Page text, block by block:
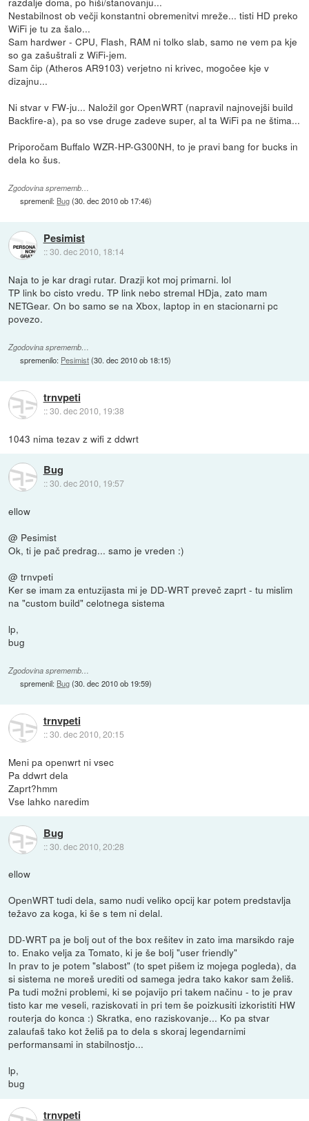
Nestabilnost ob večji konstantni obremenitvi mreže... tisti HD preko
WiFi je tu za šalo...
Sam hardwer - CPU, Flash, RAM ni tolko slab, samo ne vem pa kje
so ga zašuštrali z WiFi-jem.
Sam čip (Atheros AR9103) verjetno ni krivec, mogočee kje v
dizajnu...
Ni stvar v FW-ju... Naložil gor OpenWRT (napravil najnovejši build
Backfire-a), pa so vse druge zadeve super, al ta WiFi pa ne štima...
Priporočam Buffalo WZR-HP-G300NH, to je pravi bang for bucks in
dela ko šus.
Zgodovina sprememb…
spremenil: Bug(30. dec 2010 ob 17:46)
Pesimist
::30. dec 2010, 18:14
Naja to je kar dragi rutar. Drazji kot moj primarni. lol
TP link bo cisto vredu. TP link nebo stremal HDja, zato mam
NETGear. On bo samo se na Xbox, laptop in en stacionarni pc
povezo.
Zgodovina sprememb…
spremenilo: Pesimist(30. dec 2010 ob 18:15)
trnvpeti
::30. dec 2010, 19:38
1043 nima tezav z wifi z ddwrt
Bug
::30. dec 2010, 19:57
ellow
@ Pesimist
Ok, ti je pač predrag... samo je vreden :)
@ trnvpeti
Ker se imam za entuzijasta mi je DD-WRT preveč zaprt - tu mislim
na "custom build" celotnega sistema
lp,
bug
Zgodovina sprememb…
spremenil: Bug(30. dec 2010 ob 19:59)
trnvpeti
::30. dec 2010, 20:15
Meni pa openwrt ni vsec
Pa ddwrt dela
Zaprt?hmm
Vse lahko naredim
Bug
::30. dec 2010, 20:28
ellow
OpenWRT tudi dela, samo nudi veliko opcij kar potem predstavlja
težavo za koga, ki še s tem ni delal.
DD-WRT pa je bolj out of the box rešitev in zato ima marsikdo raje
to. Enako velja za Tomato, ki je še bolj "user friendly"
In prav to je potem "slabost" (to spet pišem iz mojega pogleda), da
si sistema ne moreš urediti od samega jedra tako kakor sam želiš.
Pa tudi možni problemi, ki se pojavijo pri takem načinu - to je prav
tisto kar me veseli, raziskovati in pri tem še poizkusiti izkoristiti HW
routerja do konca :) Skratka, eno raziskovanje... Ko pa stvar
zalaufaš tako kot želiš pa to dela s skoraj legendarnimi
performansami in stabilnostjo...
lp,
bug
trnvpeti